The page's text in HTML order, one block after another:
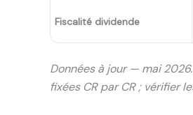
Fiscalité dividende
Données à jour — mai
fixées CR par CR ; vérifier